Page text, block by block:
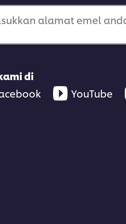
alamat emel
di
YouTube